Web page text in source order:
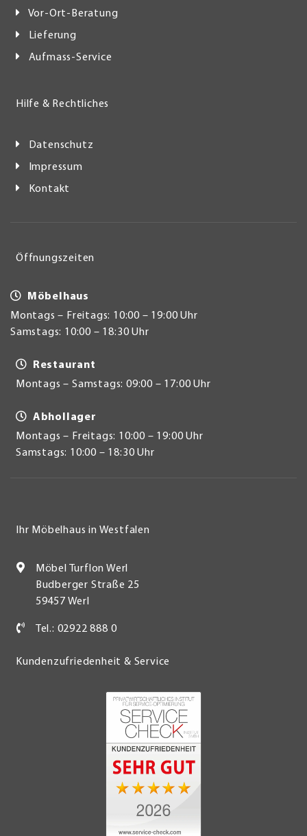
Vor-Ort-Beratung
Lieferung
Aufmass-Service
Hilfe & Rechtliches
Datenschutz
Impressum
Kontakt
Öffnungszeiten
Möbelhaus
Montags – Freitags: 10:00 – 19:00 Uhr
Samstags: 10:00 – 18:30 Uhr
Restaurant
Montags – Samstags: 09:00 – 17:00 Uhr
Abhollager
Montags – Freitags: 10:00 – 19:00 Uhr
Samstags: 10:00 – 18:30 Uhr
Ihr Möbelhaus in Westfalen
Möbel Turflon Werl
Budberger Straße 25
59457 Werl
Tel.: 02922 888 0
Kundenzufriedenheit & Service